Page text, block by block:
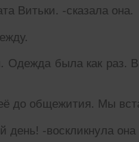
Витьки. -сказала она.
Одежда была как
до общежития. Мы
день! -воскликнула